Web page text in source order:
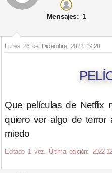
Mensajes:1
Lunes 26 de Diciembre, 2022 19:28
Que películas de Netflix
quiero ver algo de terror
miedo
Editado 1 vez. Última edición: 2022-